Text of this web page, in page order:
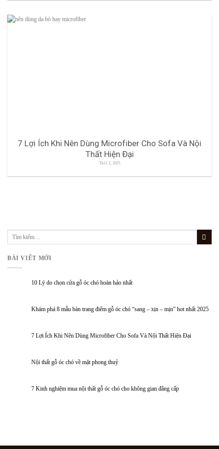
7 Lợi Ích Khi Nên Dùng Microfiber Cho Sofa Và Nội
Thất Hiện Đại
Th11 2, 2025
BÀI VIẾT MỚI
10 Lý do chọn cửa gỗ óc chó hoàn hảo nhất
Khám phá 8 mẫu bàn trang điểm gỗ óc chó “sang – xịn – mịn” hot nhất 2025
7 Lợi Ích Khi Nên Dùng Microfiber Cho Sofa Và Nội Thất Hiện Đại
Nội thất gỗ óc chó về mặt phong thuỷ
7 Kinh nghiệm mua nội thất gỗ óc chó cho không gian đẳng cấp